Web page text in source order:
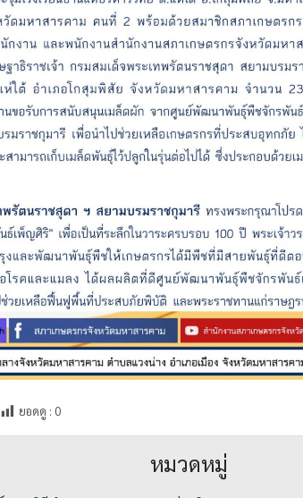
ยอดดู : 0
หมวดหมู่